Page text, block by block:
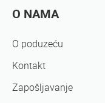
O NAMA
O poduzeću
Kontakt
Zapošljavanje